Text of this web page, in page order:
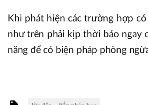
Khi phát hiện các trường hợp
như trên phải kịp thời báo ngay
năng để có biện pháp phòng